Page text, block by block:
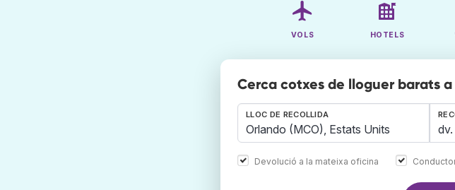
VOLS HOTELS
Cerca cotxes de lloguer barats
LLOC DE RECOLLIDA
Devolució a la mateixa oficina